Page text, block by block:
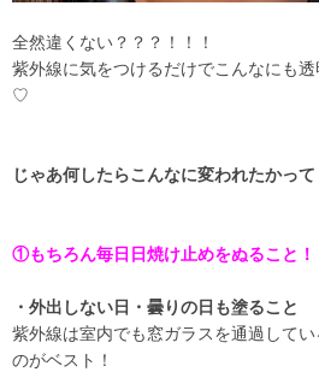
全然違くない？？？！！！
紫外線に気をつけるだけでこんなにも透
♡
じゃあ何したらこんなに変われたかって
①もちろん毎日日焼け止めをぬること！
・外出しない日・曇りの日も塗ること
紫外線は室内でも窓ガラスを通過して
のがベスト！